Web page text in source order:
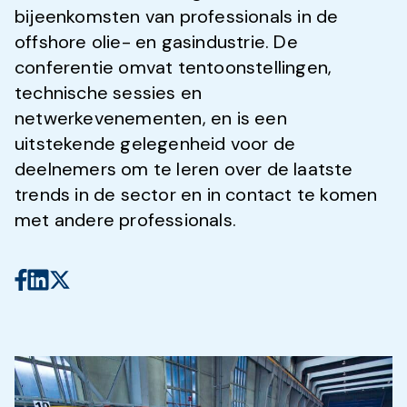
bijeenkomsten van professionals in de
offshore olie- en gasindustrie. De
conferentie omvat tentoonstellingen,
technische sessies en
netwerkevenementen, en is een
uitstekende gelegenheid voor de
deelnemers om te leren over de laatste
trends in de sector en in contact te komen
met andere professionals.